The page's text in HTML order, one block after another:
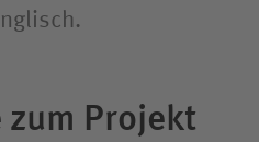
zum Projekt